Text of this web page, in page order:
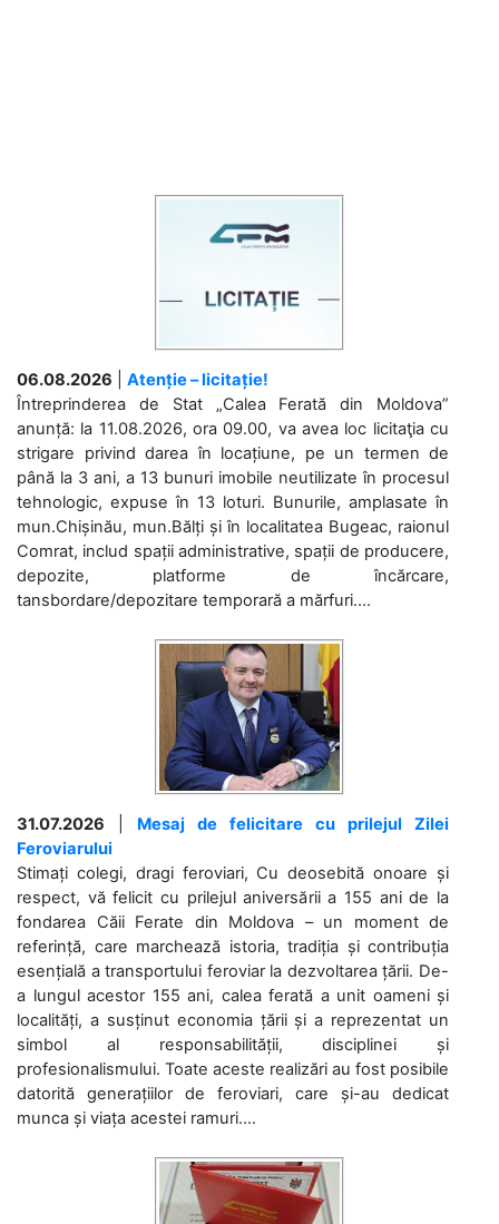
06.08.2026
Atenție – licitație!
Întreprinderea de Stat „Calea Ferată din Moldova”
anunță: la 11.08.2026, ora 09.00, va avea loc licitaţia cu
strigare privind darea în locațiune, pe un termen de
până la 3 ani, a 13 bunuri imobile neutilizate în procesul
tehnologic, expuse în 13 loturi. Bunurile, amplasate în
mun.Chișinău, mun.Bălți și în localitatea Bugeac, raionul
Comrat, includ spații administrative, spații de producere,
depozite, platforme de încărcare,
tansbordare/depozitare temporară a mărfuri....
31.07.2026
Mesaj de felicitare cu prilejul Zilei
Feroviarului
Stimați colegi, dragi feroviari, Cu deosebită onoare și
respect, vă felicit cu prilejul aniversării a 155 ani de la
fondarea Căii Ferate din Moldova – un moment de
referință, care marchează istoria, tradiția și contribuția
esențială a transportului feroviar la dezvoltarea țării. De-
a lungul acestor 155 ani, calea ferată a unit oameni și
localități, a susținut economia țării și a reprezentat un
simbol al responsabilității, disciplinei și
profesionalismului. Toate aceste realizări au fost posibile
datorită generațiilor de feroviari, care și-au dedicat
munca și viața acestei ramuri....